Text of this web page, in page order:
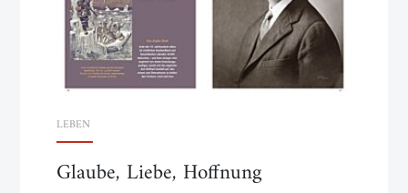
LEBEN
Glaube, Liebe, Hoffnung